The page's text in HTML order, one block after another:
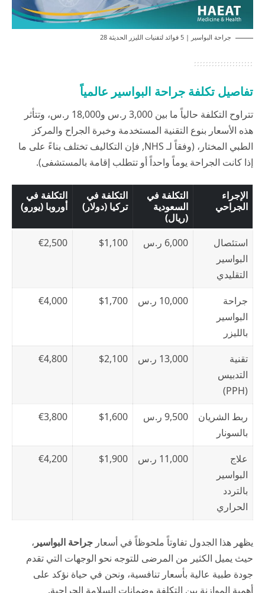
جراحة البواسير | 5 فوائد لتقنيات الليزر الحديثة 28
تفاصيل تكلفة جراحة البواسير عالمياً
تتراوح التكلفة حالياً ما بين 3,000 ر.س و18,000 ر.س، وتتأثر
هذه الأسعار بنوع التقنية المستخدمة وخبرة الجراح والمركز
الطبي المختار، (وفقاً لـNHS, فإن التكاليف تختلف بناءً على ما
إذا كانت الجراحة يوماً واحداً أو تتطلب إقامة بالمستشفى).
الإجراء
الجراحي
التكلفة في
السعودية
(ريال)
التكلفة في
تركيا (دولار)
التكلفة في
أوروبا (يورو)
استئصال
البواسير
التقليدي
6,000 ر.س $1,100
€2,500
جراحة
البواسير
بالليزر
10,000 ر.س $1,700
€4,000
تقنية
التدبيس
(PPH)
13,000 ر.س $2,100
€4,800
ربط الشريان
بالسونار
9,500 ر.س $1,600
€3,800
علاج
البواسير
بالتردد
الحراري
11,000 ر.س $1,900
€4,200
يظهر هذا الجدول تفاوتاً ملحوظاً في أسعار جراحة البواسير ،
حيث يميل الكثير من المرضى للتوجه نحو الوجهات التي تقدم
جودة طبية عالية بأسعار تنافسية، ونحن في حياة نؤكد على
أهمية الموازنة بين التكلفة وضمانات السلامة الجراحية.